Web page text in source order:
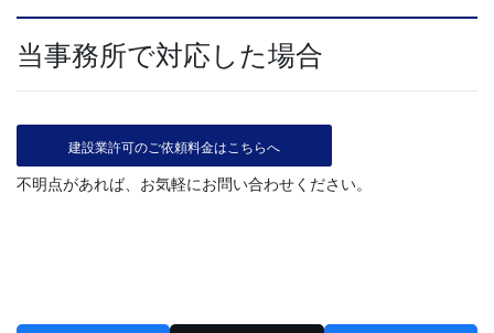
当事務所で対応した場合
建設業許可のご依頼料金はこちらへ
不明点があれば、お気軽にお問い合わせください。